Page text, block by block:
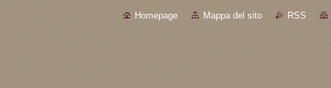
Homepage Mappa del sito RSS